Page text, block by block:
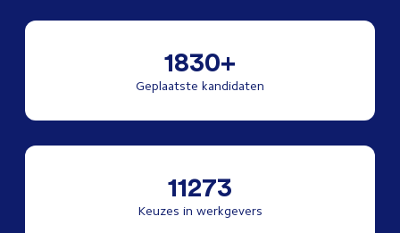
1830+
Geplaatste kandidaten
11273
Keuzes in werkgevers